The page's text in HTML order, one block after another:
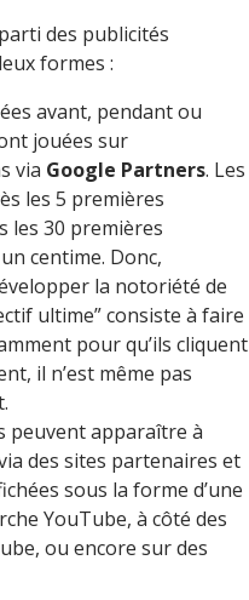
des publicités
formes :
avant, pendant ou
jouées sur
via Google Partners. Les
les 5 premières
les 30 premières
centime. Donc,
la notoriété de
ultime” consiste à faire
pour qu’ils cliquent
il n’est même pas
peuvent apparaître à
des sites partenaires et
sous la forme d’une
YouTube, à côté des
ou encore sur des